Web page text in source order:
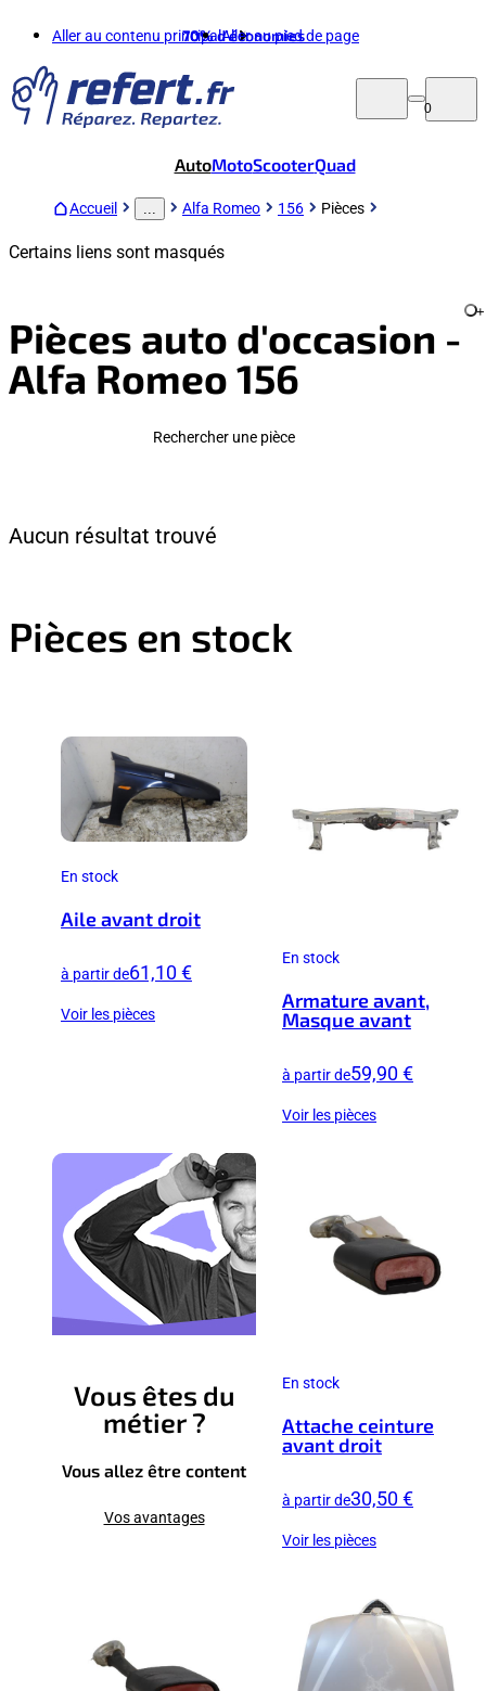
Aller au contenu principalAller au pied de page
70%d'économies
0
AutoMotoScooterQuad
Accueil Alfa Romeo 156 Pièces
Certains liens sont masqués
Pièces auto d'occasion -
Alfa Romeo 156
+
Rechercher une pièce
Aucun résultat trouvé
Pièces en stock
En stock
Aile avant droit
à partir de61,10 €
Voir les pièces
En stock
Armature avant,
Masque avant
à partir de59,90 €
Voir les pièces
Vous êtes du
métier ?
Vous allez être content
Vos avantages
En stock
Attache ceinture
avant droit
à partir de30,50 €
Voir les pièces